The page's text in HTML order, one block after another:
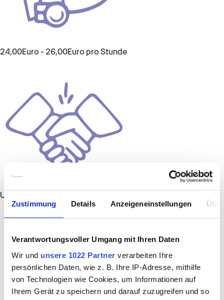
Zustimmung Details Anzeigeneinstellungen
Verantwortungsvoller Umgang mit Ihren Daten
Wir und unsere 1022 Partner verarbeiten Ihre
persönlichen Daten, wie z. B. Ihre IP-Adresse, mithilfe
von Technologien wie Cookies, um Informationen auf
Ihrem Gerät zu speichern und darauf zuzugreifen und so
24,00Euro- 26,00Euro pro Stunde
Unbefristet